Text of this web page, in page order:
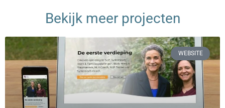
Bekijk meer projecten
WEBSITE